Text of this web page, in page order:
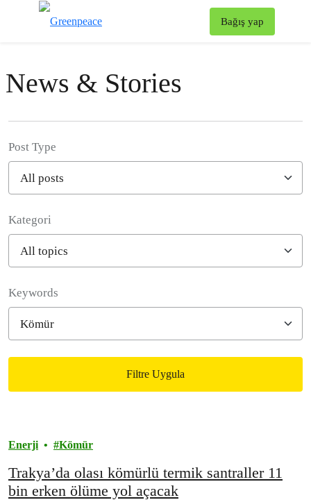
Bağış yap
News & Stories
Post Type
Kategori
Keywords
Filtre Uygula
Enerji Kömür
Trakya’da olası kömürlü termik santraller 11
bin erken ölüme yol açacak